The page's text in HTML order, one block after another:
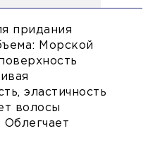
придания
Морской
эластичность
волосы